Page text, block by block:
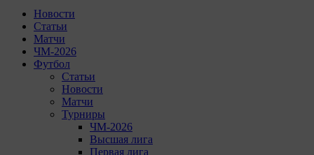
Новости
Статьи
Матчи
ЧМ-2026
Футбол
Статьи
Новости
Матчи
Турниры
ЧМ-2026
Высшая лига
Первая лига